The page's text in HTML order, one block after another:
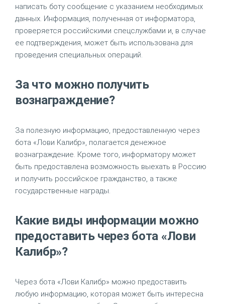
написать боту сообщение с указанием необходимых
данных. Информация, полученная от информатора,
проверяется российскими спецслужбами и, в случае
ее подтверждения, может быть использована для
проведения специальных операций.
За что можно получить
вознаграждение?
За полезную информацию, предоставленную через
бота «Лови Калибр», полагается денежное
вознаграждение. Кроме того, информатору может
быть предоставлена возможность выехать в Россию
и получить российское гражданство, а также
государственные награды.
Какие виды информации можно
предоставить через бота «Лови
Калибр»?
Через бота «Лови Калибр» можно предоставить
любую информацию, которая может быть интересна